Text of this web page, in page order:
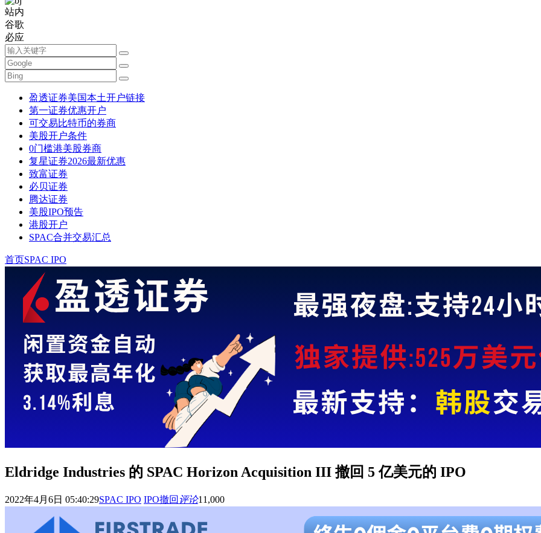
站内
谷歌
必应
盈透证券美国本土开户链接
第一证券优惠开户
可交易比特币的券商
美股开户条件
0门槛港美股券商
复星证券2026最新优惠
致富证券
必贝证券
腾达证券
美股IPO预告
港股开户
SPAC合并交易汇总
首页SPAC IPO
Eldridge Industries 的 SPAC Horizon Acquisition III 撤回 5 亿美元的 IPO
2022年4月6日 05:40:29SPAC IPO IPO撤回 评论11,000